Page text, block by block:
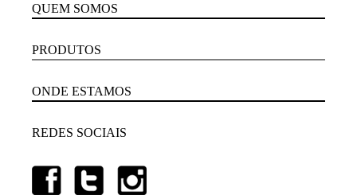
QUEM SOMOS
PRODUTOS
ONDE ESTAMOS
REDES SOCIAIS